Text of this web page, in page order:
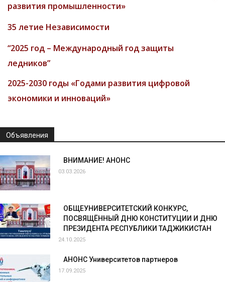
развития промышленности»
35 летие Независимости
“2025 год – Международный год защиты
ледников”
2025-2030 годы «Годами развития цифровой
экономики и инноваций»
Объявления
ВНИМАНИЕ! АНОНС
03.03.2026
ОБЩЕУНИВЕРСИТЕТСКИЙ КОНКУРС,
ПОСВЯЩЁННЫЙ ДНЮ КОНСТИТУЦИИ И ДНЮ
ПРЕЗИДЕНТА РЕСПУБЛИКИ ТАДЖИКИСТАН
24.10.2025
АНОНС Университетов партнеров
17.09.2025